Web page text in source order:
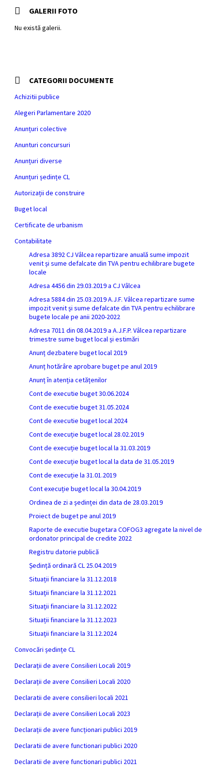
GALERII FOTO
Nu există galerii.
CATEGORII DOCUMENTE
Achizitii publice
Alegeri Parlamentare 2020
Anunțuri colective
Anunturi concursuri
Anunțuri diverse
Anunțuri ședințe CL
Autorizații de construire
Buget local
Certificate de urbanism
Contabilitate
Adresa 3892 CJ Vâlcea repartizare anuală sume impozit
venit și sume defalcate din TVA pentru echilibrare bugete
locale
Adresa 4456 din 29.03.2019 a CJ Vâlcea
Adresa 5884 din 25.03.2019 A.J.F. Vâlcea repartizare sume
impozit venit și sume defalcate din TVA pentru echilibrare
bugete locale pe anii 2020-2022
Adresa 7011 din 08.04.2019 a A.J.F.P. Vâlcea repartizare
trimestre sume buget local și estimări
Anunț dezbatere buget local 2019
Anunț hotărâre aprobare buget pe anul 2019
Anunț în atenția cetățenilor
Cont de executie buget 30.06.2024
Cont de executie buget 31.05.2024
Cont de executie buget local 2024
Cont de execuție buget local 28.02.2019
Cont de execuție buget local la 31.03.2019
Cont de execuție buget local la data de 31.05.2019
Cont de execuție la 31.01.2019
Cont execuție buget local la 30.04.2019
Ordinea de zi a ședinței din data de 28.03.2019
Proiect de buget pe anul 2019
Raporte de executie bugetara COFOG3 agregate la nivel de
ordonator principal de credite 2022
Registru datorie publică
Ședință ordinară CL 25.04.2019
Situații financiare la 31.12.2018
Situaţii financiare la 31.12.2021
Situaţii financiare la 31.12.2022
Situații financiare la 31.12.2023
Situaţii financiare la 31.12.2024
Convocări ședințe CL
Declarații de avere Consilieri Locali 2019
Declarații de avere Consilieri Locali 2020
Declaratii de avere consilieri locali 2021
Declarații de avere Consilieri Locali 2023
Declarații de avere funcționari publici 2019
Declaratii de avere functionari publici 2020
Declaratii de avere functionari publici 2021